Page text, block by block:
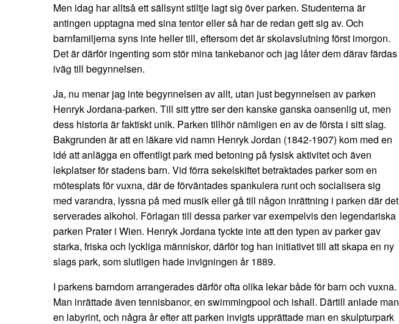
Men idag har alltså ett sällsynt stiltje lagt sig över parken. Studenterna är
antingen upptagna med sina tentor eller så har de redan gett sig av. Och
barnfamiljerna syns inte heller till, eftersom det är skolavslutning först imorgon.
Det är därför ingenting som stör mina tankebanor och jag låter dem därav färdas
iväg till begynnelsen.
Ja, nu menar jag inte begynnelsen av allt, utan just begynnelsen av parken
Henryk Jordana-parken. Till sitt yttre ser den kanske ganska oansenlig ut, men
dess historia är faktiskt unik. Parken tillhör nämligen en av de första i sitt slag.
Bakgrunden är att en läkare vid namn Henryk Jordan (1842-1907) kom med en
idé att anlägga en offentligt park med betoning på fysisk aktivitet och även
lekplatser för stadens barn. Vid förra sekelskiftet betraktades parker som en
mötesplats för vuxna, där de förväntades spankulera runt och socialisera sig
med varandra, lyssna på med musik eller gå till någon inrättning i parken där det
serverades alkohol. Förlagan till dessa parker var exempelvis den legendariska
parken Prater i Wien. Henryk Jordana tyckte inte att den typen av parker gav
starka, friska och lyckliga människor, därför tog han initiativet till att skapa en ny
slags park, som slutligen hade invigningen år 1889.
I parkens barndom arrangerades därför ofta olika lekar både för barn och vuxna.
Man inrättade även tennisbanor, en swimmingpool och ishall. Därtill anlade man
en labyrint, och några år efter att parken invigts upprättade man en skulpturpark